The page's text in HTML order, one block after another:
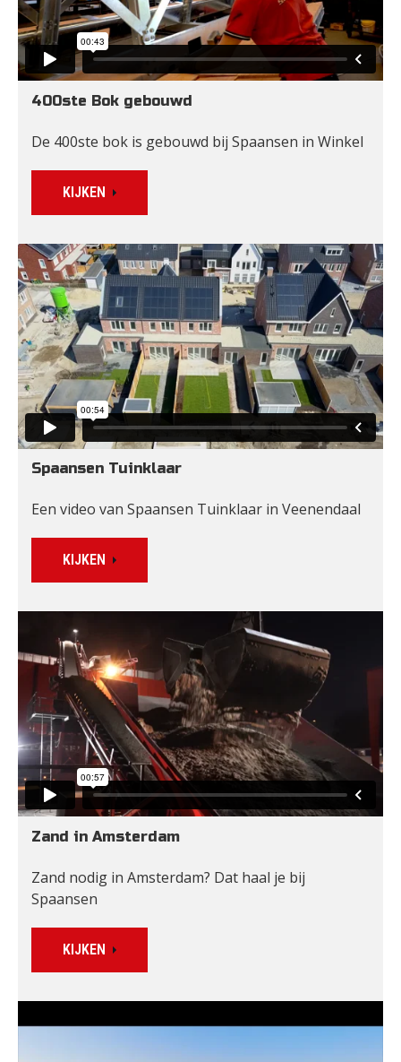
400ste Bok gebouwd
De 400ste bok is gebouwd bij Spaansen in Winkel
KIJKEN
Spaansen Tuinklaar
Een video van Spaansen Tuinklaar in Veenendaal
KIJKEN
Zand in Amsterdam
Zand nodig in Amsterdam? Dat haal je bij
Spaansen
KIJKEN